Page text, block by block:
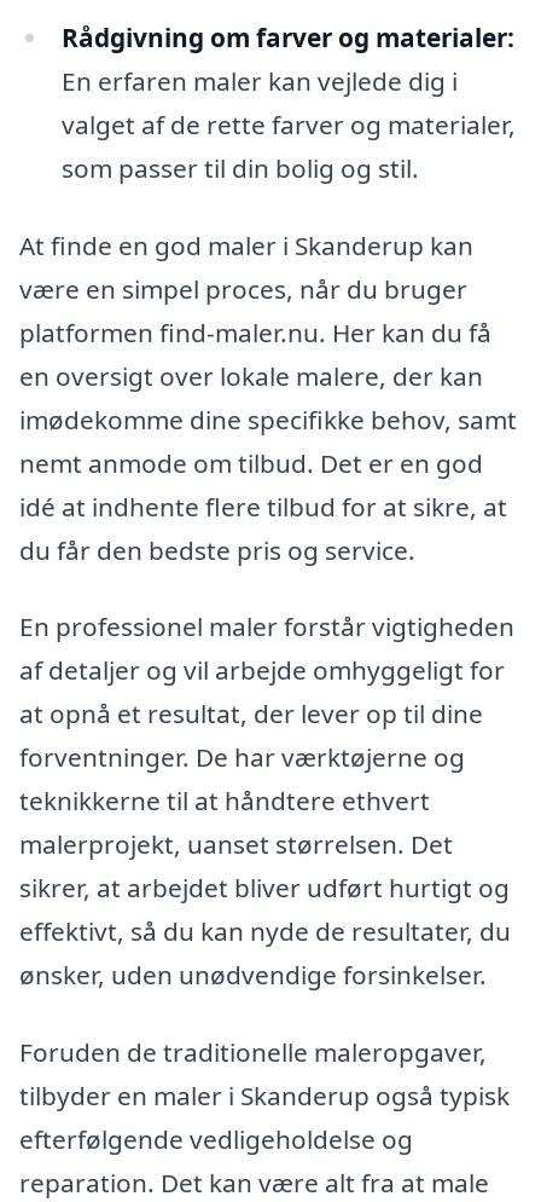
Rådgivning om farver og materialer:
En erfaren maler kan vejlede dig i
valget af de rette farver og materialer,
som passer til din bolig og stil.
At finde en god maler i Skanderup kan
være en simpel proces, når du bruger
platformen find-maler.nu. Her kan du få
en oversigt over lokale malere, der kan
imødekomme dine specifikke behov, samt
nemt anmode om tilbud. Det er en god
idé at indhente flere tilbud for at sikre, at
du får den bedste pris og service.
En professionel maler forstår vigtigheden
af detaljer og vil arbejde omhyggeligt for
at opnå et resultat, der lever op til dine
forventninger. De har værktøjerne og
teknikkerne til at håndtere ethvert
malerprojekt, uanset størrelsen. Det
sikrer, at arbejdet bliver udført hurtigt og
effektivt, så du kan nyde de resultater, du
ønsker, uden unødvendige forsinkelser.
Foruden de traditionelle maleropgaver,
tilbyder en maler i Skanderup også typisk
efterfølgende vedligeholdelse og
reparation. Det kan være alt fra at male